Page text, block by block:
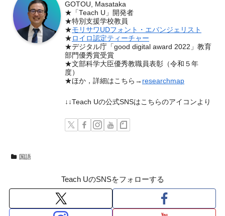
GOTOU, Masataka
★「Teach U」開発者
★特別支援学校教員
★モリサワUDフォント・エバンジェリスト
★ ロイロ認定ティーチャー
★デジタル庁「good digital award 2022」教育
部門優秀賞受賞
★文部科学大臣優秀教職員表彰（令和５年
度）
★ほか，詳細はこちら→ researchmap
↓↓Teach Uの公式SNSはこちらのアイコンより
国語
Teach UのSNSをフォローする